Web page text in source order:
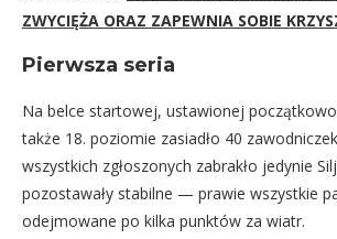
ZWYCIĘŻA ORAZ ZAPEWNIA SOBIE
Pierwsza seria
Na belce startowej, ustawionej
także 18. poziomie zasiadło 40
wszystkich zgłoszonych zabrakło jedynie
pozostawały stabilne — prawie wszystkie
odejmowane po kilka punktów za wiatr.